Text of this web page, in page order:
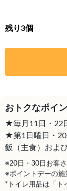
残り3個
おトクなポイ
★毎月11日・22
★第1日曜日・20
飯（主食）およ
※20日・30日お客
※ポイントデーの施
*トイレ用品は「ト